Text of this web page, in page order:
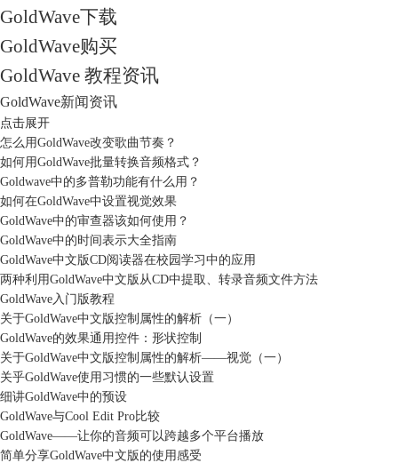
GoldWave下载
GoldWave购买
GoldWave 教程资讯
GoldWave新闻资讯
点击展开
怎么用GoldWave改变歌曲节奏？
如何用GoldWave批量转换音频格式？
Goldwave中的多普勒功能有什么用？
如何在GoldWave中设置视觉效果
GoldWave中的审查器该如何使用？
GoldWave中的时间表示大全指南
GoldWave中文版CD阅读器在校园学习中的应用
两种利用GoldWave中文版从CD中提取、转录音频文件方法
GoldWave入门版教程
关于GoldWave中文版控制属性的解析（一）
GoldWave的效果通用控件：形状控制
关于GoldWave中文版控制属性的解析——视觉（一）
关乎GoldWave使用习惯的一些默认设置
细讲GoldWave中的预设
GoldWave与Cool Edit Pro比较
GoldWave——让你的音频可以跨越多个平台播放
简单分享GoldWave中文版的使用感受